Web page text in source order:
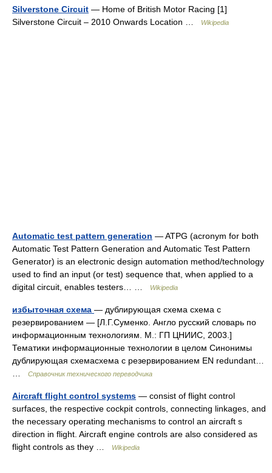
Silverstone Circuit — Home of British Motor Racing [1]
Silverstone Circuit – 2010 Onwards Location …
Wikipedia
Automatic test pattern generation — ATPG (acronym for both
Automatic Test Pattern Generation and Automatic Test Pattern
Generator) is an electronic design automation method/technology
used to find an input (or test) sequence that, when applied to a
digital circuit, enables testers… …
Wikipedia
избыточная схема — дублирующая схема схема с
резервированием — [Л.Г.Суменко. Англо русский словарь по
информационным технологиям. М.: ГП ЦНИИС, 2003.]
Тематики информационные технологии в целом Синонимы
дублирующая схемасхема с резервированием EN redundant…
Справочник технического переводчика
Aircraft flight control systems — consist of flight control
surfaces, the respective cockpit controls, connecting linkages, and
the necessary operating mechanisms to control an aircraft s
direction in flight. Aircraft engine controls are also considered as
flight controls as they …
Wikipedia